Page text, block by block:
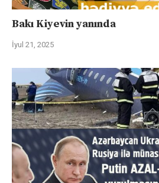
Bakı Kiyevin yanında
İyul 21, 2025